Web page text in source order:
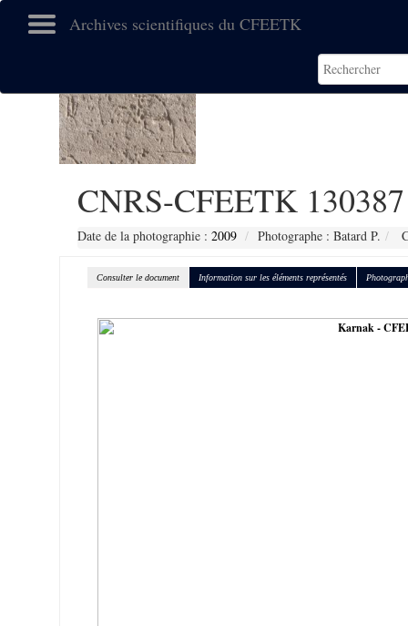
Archives scientifiques du CFEETK
CNRS-CFEETK 130387
Date de la photographie : 2009 Photographe : Batard P.
Consulter le document Information sur les éléments représentés